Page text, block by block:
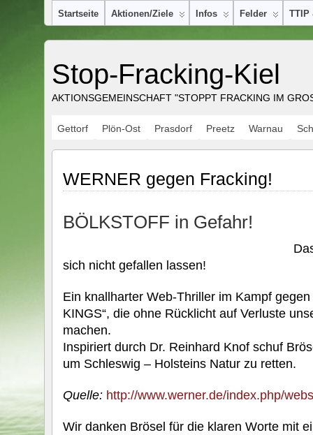
Startseite Aktionen/Ziele Infos Felder TTIP
Stop-Fracking-Kiel
AKTIONSGEMEINSCHAFT "STOPPT FRACKING IM
Gettorf Plön-Ost Prasdorf Preetz Warnau
WERNER gegen Fracking!
BÖLKSTOFF in Gefahr!
sich nicht gefallen lassen!
Ein knallharter Web-Thriller im Kampf gegen
KINGS“, die ohne Rücklicht auf Verluste
machen.
Inspiriert durch Dr. Reinhard Knof schuf
um Schleswig – Holsteins Natur zu retten.
Quelle: http://www.werner.de/index.php/
Wir danken Brösel für die klaren Worte mit